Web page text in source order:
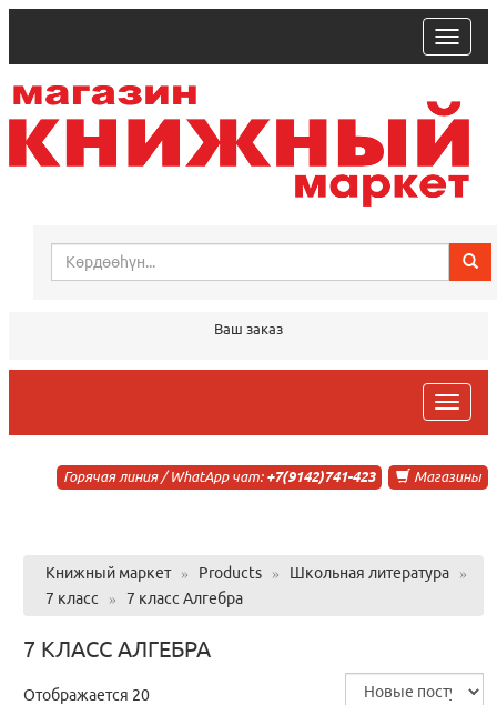
trk
Ваш заказ
trk
Магазины
Горячая линия / WhatApp чат: +7(9142)741-423
Книжный маркет » Products » Школьная литература
»
7 класс
» 7 класс Алгебра
7 КЛАСС АЛГЕБРА
Отображается 20